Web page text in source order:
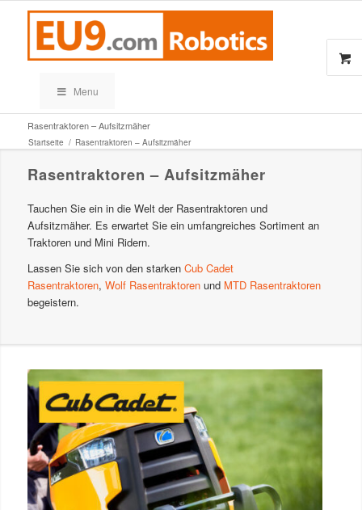
Menu
Rasentraktoren – Aufsitzmäher
Startseite / Rasentraktoren – Aufsitzmäher
Rasentraktoren – Aufsitzmäher
Tauchen Sie ein in die Welt der Rasentraktoren und
Aufsitzmäher. Es erwartet Sie ein umfangreiches Sortiment an
Traktoren und Mini Ridern.
Lassen Sie sich von den starken Cub Cadet
Rasentraktoren, Wolf Rasentraktorenund MTD Rasentraktoren
begeistern.